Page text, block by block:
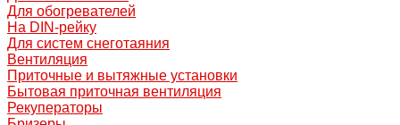
Для обогревателей
На DIN-рейку
Для систем снеготаяния
Вентиляция
Приточные и вытяжные установки
Бытовая приточная вентиляция
Рекуператоры